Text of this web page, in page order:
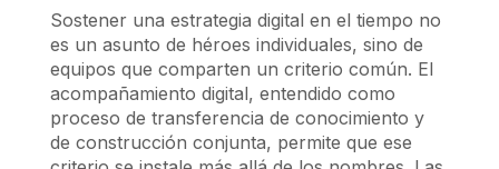
Sostener una estrategia digital en el tiempo no
es un asunto de héroes individuales, sino de
equipos que comparten un criterio común. El
acompañamiento digital, entendido como
proceso de transferencia de conocimiento y
de construcción conjunta, permite que ese